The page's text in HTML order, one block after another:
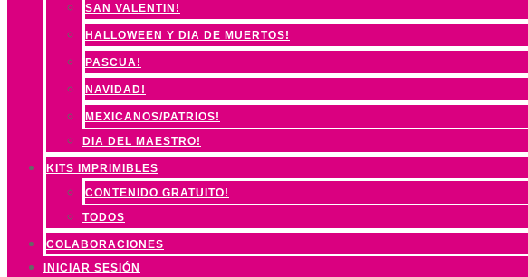
SAN VALENTIN!
HALLOWEEN Y DIA DE MUERTOS!
PASCUA!
NAVIDAD!
MEXICANOS/PATRIOS!
DIA DEL MAESTRO!
KITS IMPRIMIBLES
CONTENIDO GRATUITO!
TODOS
COLABORACIONES
INICIAR SESIÓN